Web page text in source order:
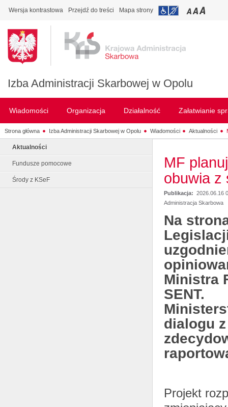
Wersja kontrastowa Przejdź do treści Mapa strony
Izba Administracji Skarbowej w Opolu
Wiadomości Organizacja Działalność Załatwianie
Strona główna Izba Administracji Skarbowej w Opolu Wiadomości Aktualności
Aktualności
Fundusze pomocowe
Środy z KSeF
MF
obuwia z
Publikacja: 2026.06.16
Administracja Skarbowa
Na
Ministra
SENT.
dialogu
Projekt